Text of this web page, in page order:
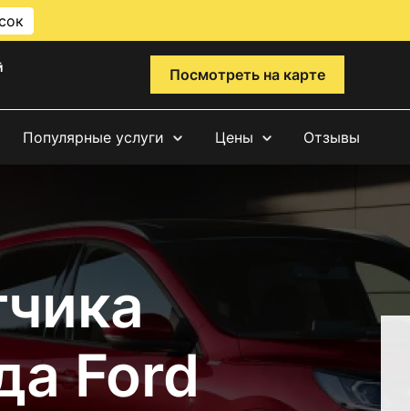
Посмотреть на карте
Популярные услуги Цены Отзывы
Ford